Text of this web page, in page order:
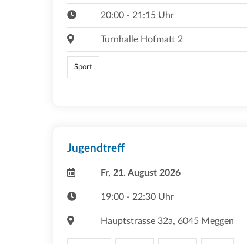
20:00 - 21:15 Uhr
Turnhalle Hofmatt 2
Sport
Jugendtreff
Fr, 21. August 2026
19:00 - 22:30 Uhr
Hauptstrasse 32a, 6045 Meggen